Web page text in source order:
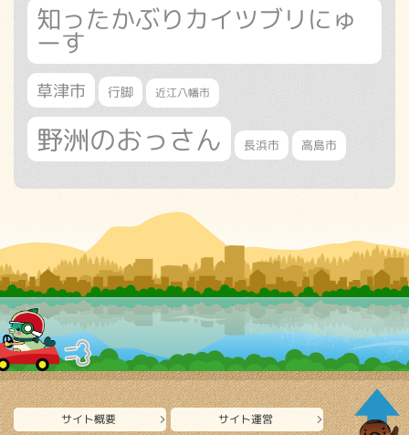
知ったかぶりカイツブリにゅ
ーす
草津市 行脚 近江八幡市
野洲のおっさん 長浜市 高島市
サイト概要 サイト運営